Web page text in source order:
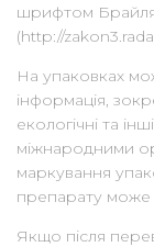
шрифтом
(http://
На упаковках
інформація,
екологічні та
міжнародними
маркування
препарату може
Якщо після